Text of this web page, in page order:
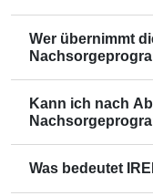
Wer übernimmt
Kann ich nach
Was bedeutet